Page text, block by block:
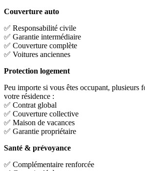
Couverture auto
✅ Responsabilité civile
✅ Garantie intermédiaire
✅ Couverture complète
✅ Voitures anciennes
Protection logement
Peu importe si vous êtes occupant, plusieurs
votre résidence :
✅ Contrat global
✅ Couverture collective
✅ Maison de vacances
✅ Garantie propriétaire
Santé & prévoyance
✅ Complémentaire renforcée